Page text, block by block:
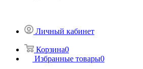
Личный кабинет
Корзина0
Избранные товары0